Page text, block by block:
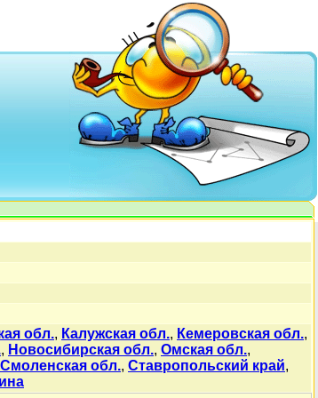
обл., Калужская обл., Кемеровская обл.,
, Новосибирская обл., Омская обл.,
Смоленская обл., Ставропольский край,